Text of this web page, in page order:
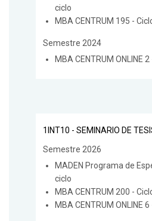
ciclo
MBA CENTRUM 195 -
Semestre 2024
MBA CENTRUM ONLINE 2
1INT10 - SEMINARIO DE
Semestre 2026
MADEN Programa de
ciclo
MBA CENTRUM 200 -
MBA CENTRUM ONLINE 6